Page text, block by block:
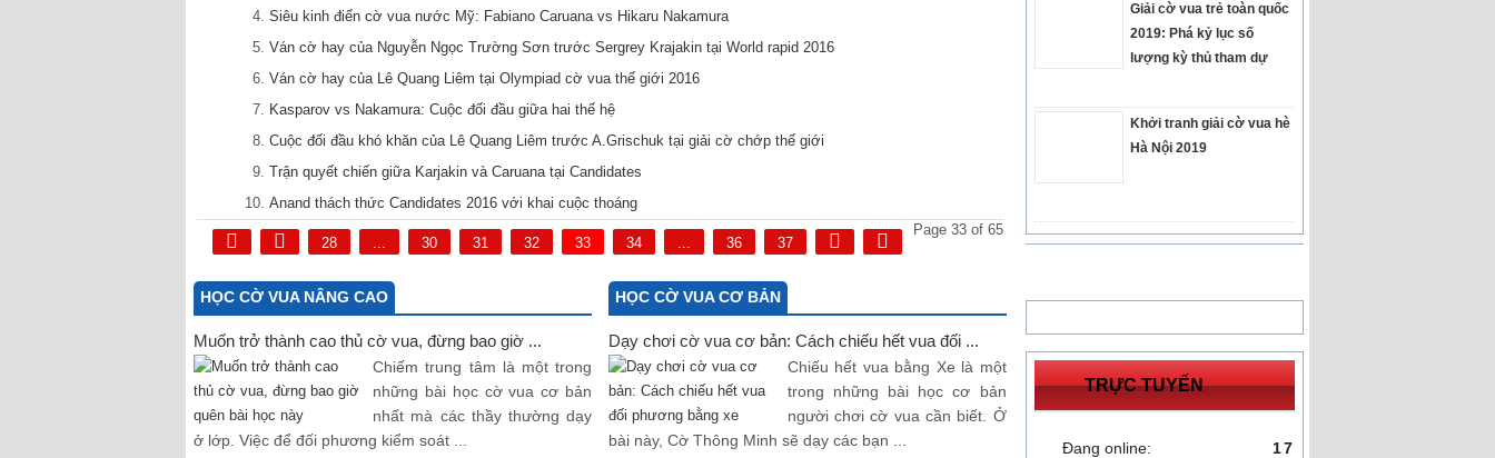
Siêu kinh điển cờ vua nước Mỹ: Fabiano Caruana vs Hikaru Nakamura
Ván cờ hay của Nguyễn Ngọc Trường Sơn trước Sergrey Krajakin tại World rapid 2016
Ván cờ hay của Lê Quang Liêm tại Olympiad cờ vua thế giới 2016
Kasparov vs Nakamura: Cuộc đối đầu giữa hai thế hệ
Cuộc đối đầu khó khăn của Lê Quang Liêm trước A.Grischuk tại giải cờ chớp thế giới
Trận quyết chiến giữa Karjakin và Caruana tại Candidates
Anand thách thức Candidates 2016 với khai cuộc thoáng
Page 33 of 65
28
... 30 31 32 33 34 ... 36 37
HỌC CỜ VUA NÂNG CAO
Muốn trở thành cao thủ cờ vua, đừng bao giờ ...
Chiếm trung tâm là một trong
những bài học cờ vua cơ bản
nhất mà các thầy thường dạy
ở lớp. Việc để đối phương kiểm soát ...
HỌC CỜ VUA CƠ BẢN
Dạy chơi cờ vua cơ bản: Cách chiếu hết vua đối ...
Chiếu hết vua bằng Xe là một
trong những bài học cơ bản
người chơi cờ vua cần biết. Ở
bài này, Cờ Thông Minh sẽ dạy các bạn ...
Giải cờ vua trẻ toàn quốc
2019: Phá kỷ lục số
lượng kỳ thủ tham dự
Khởi tranh giải cờ vua hè
Hà Nội 2019
TRỰC TUYẾN
Đang online:
17